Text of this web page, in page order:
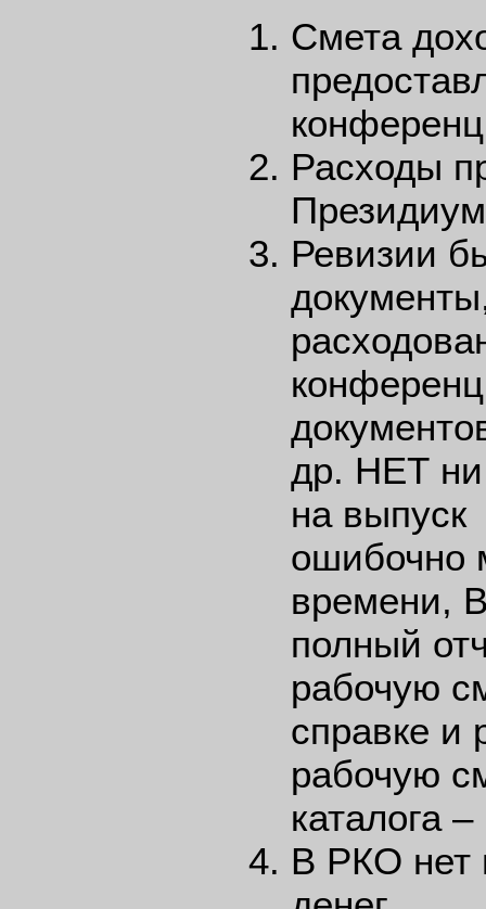
Смета
Расходы
Ревизии
др. НЕТ ни
на выпуск
ошибочно
времени,
полный
рабочую
справке и
рабочую
каталога
В РКО нет